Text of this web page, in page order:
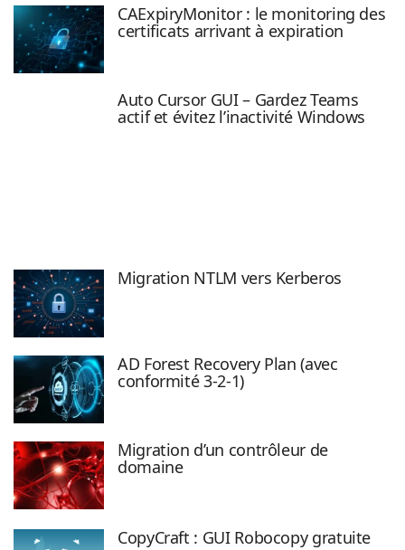
CAExpiryMonitor : le monitoring des
certificats arrivant à expiration
Auto Cursor GUI – Gardez Teams
actif et évitez l’inactivité Windows
Migration NTLM vers Kerberos
AD Forest Recovery Plan (avec
conformité 3-2-1)
Migration d’un contrôleur de
domaine
CopyCraft : GUI Robocopy gratuite